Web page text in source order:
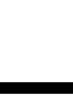
クルダウン